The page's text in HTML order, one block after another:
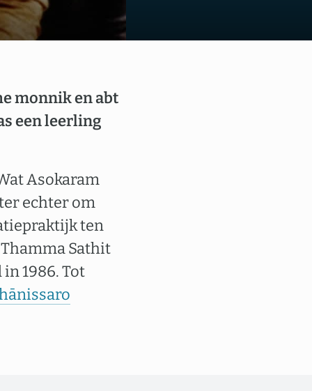
monnik en abt
een leerling
Asokaram
echter om
ten
Sathit
1986. Tot